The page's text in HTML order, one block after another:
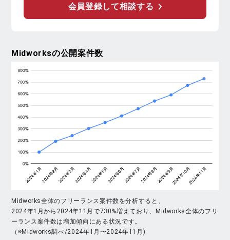
会員登録して相談する
Midworksの公開案件数
Midworks全体のフリーランス案件数を分析すると、
2024年1月から2024年11月で730%増えており、Midworks全体のフリ
ーランス案件数は増加傾向にある状況です。
（※Midworks調べ/2024年1月〜2024年11月)